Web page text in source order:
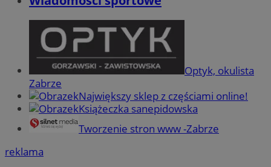
Optyk, okulista
Zabrze
Największy sklep z częściami online!
Książeczka sanepidowska
Tworzenie stron www -Zabrze
reklama